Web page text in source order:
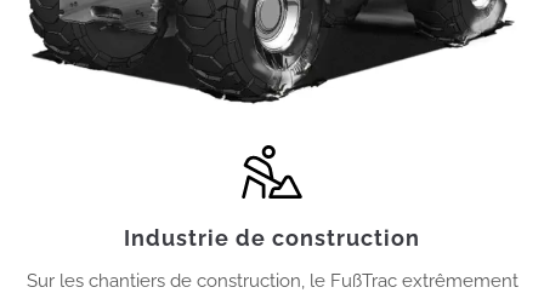
Industrie de construction
Sur les chantiers de construction, le FußTrac extrêmement